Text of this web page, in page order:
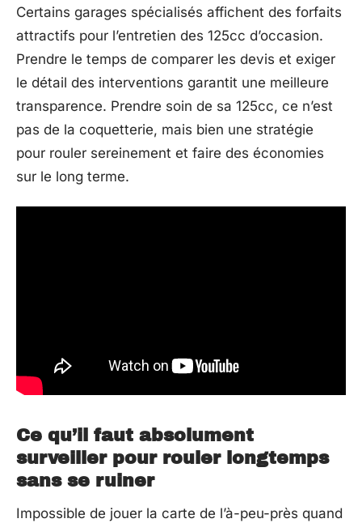
Certains garages spécialisés affichent des forfaits
attractifs pour l’entretien des 125cc d’occasion.
Prendre le temps de comparer les devis et exiger
le détail des interventions garantit une meilleure
transparence. Prendre soin de sa 125cc, ce n’est
pas de la coquetterie, mais bien une stratégie
pour rouler sereinement et faire des économies
sur le long terme.
Ce qu’il faut absolument
surveiller pour rouler longtemps
sans se ruiner
Impossible de jouer la carte de l’à-peu-près quand